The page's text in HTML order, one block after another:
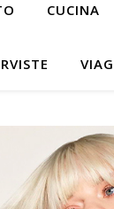
CUCINA